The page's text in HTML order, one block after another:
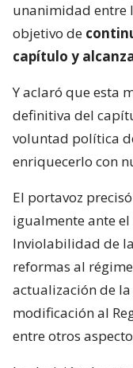
unanimidad entre
objetivo de
capítulo y
Y aclaró que esta
definitiva del
voluntad política
enriquecerlo con
El portavoz
igualmente ante
Inviolabilidad de
reformas al
actualización de
modificación al
entre otros